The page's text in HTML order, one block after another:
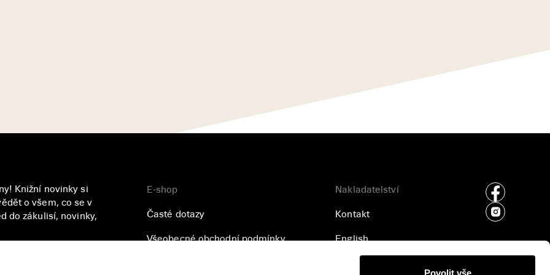
Povolit vše
Knižní novinky si
o všem, co se v
do zákulisí, novinky,
E-shop
Časté dotazy
Všeobecné obchodní podmínky
Nakladatelství
Kontakt
English